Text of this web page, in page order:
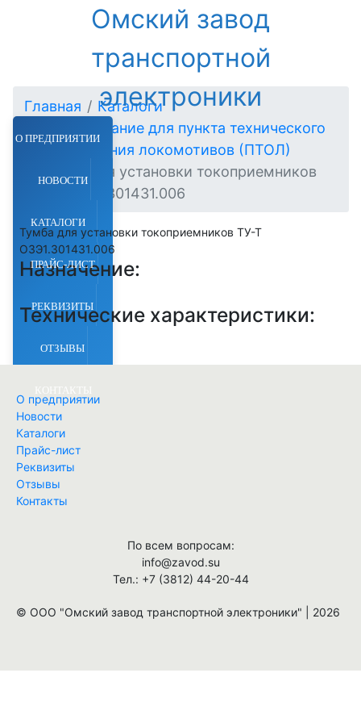
Омский завод
транспортной
электроники
О ПРЕДПРИЯТИИ
НОВОСТИ
КАТАЛОГИ
ПРАЙС-ЛИСТ
РЕКВИЗИТЫ
ОТЗЫВЫ
КОНТАКТЫ
Главная
Каталоги
Оборудование для пункта технического
обслуживания локомотивов (ПТОЛ)
Тумба для установки токоприемников
ТУ-Т ОЗЭ1.301431.006
Тумба для установки токоприемников ТУ-Т
ОЗЭ1.301431.006
Назначение:
Технические характеристики:
О предприятии
Новости
Каталоги
Прайс-лист
Реквизиты
Отзывы
Контакты
По всем вопросам:
info@zavod.su
Тел.: +7 (3812) 44-20-44
© ООО "Омский завод транспортной электроники" | 2026